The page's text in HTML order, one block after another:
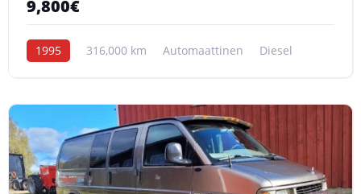
9,800€
1995 316,000 km Automaattinen Diesel